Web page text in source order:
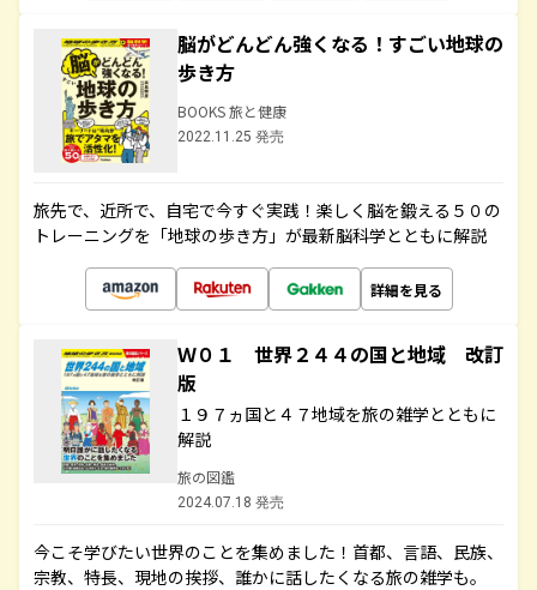
脳がどんどん強くなる！すごい地球の
歩き方
BOOKS 旅と健康
2022.11.25 発売
旅先で、近所で、自宅で今すぐ実践！楽しく脳を鍛える５０の
トレーニングを「地球の歩き方」が最新脳科学とともに解説
詳細を見る
Ｗ０１ 世界２４４の国と地域 改訂
版
１９７ヵ国と４７地域を旅の雑学とともに
解説
旅の図鑑
2024.07.18 発売
今こそ学びたい世界のことを集めました！首都、言語、民族、
宗教、特長、現地の挨拶、誰かに話したくなる旅の雑学も。